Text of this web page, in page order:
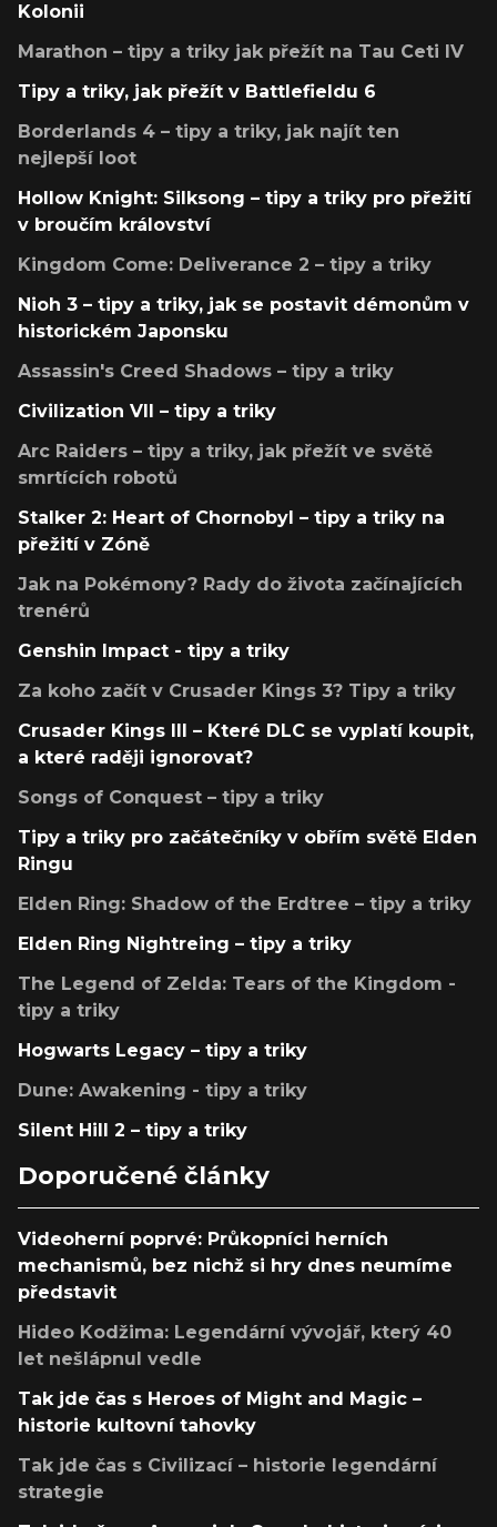
Kolonii
Marathon – tipy a triky jak přežít na Tau Ceti IV
Tipy a triky, jak přežít v Battlefieldu 6
Borderlands 4 – tipy a triky, jak najít ten
nejlepší loot
Hollow Knight: Silksong – tipy a triky pro přežití
v broučím království
Kingdom Come: Deliverance 2 – tipy a triky
Nioh 3 – tipy a triky, jak se postavit démonům v
historickém Japonsku
Assassin's Creed Shadows – tipy a triky
Civilization VII – tipy a triky
Arc Raiders – tipy a triky, jak přežít ve světě
smrtících robotů
Stalker 2: Heart of Chornobyl – tipy a triky na
přežití v Zóně
Jak na Pokémony? Rady do života začínajících
trenérů
Genshin Impact - tipy a triky
Za koho začít v Crusader Kings 3? Tipy a triky
Crusader Kings III – Které DLC se vyplatí koupit,
a které raději ignorovat?
Songs of Conquest – tipy a triky
Tipy a triky pro začátečníky v obřím světě Elden
Ringu
Elden Ring: Shadow of the Erdtree – tipy a triky
Elden Ring Nightreing – tipy a triky
The Legend of Zelda: Tears of the Kingdom -
tipy a triky
Hogwarts Legacy – tipy a triky
Dune: Awakening - tipy a triky
Silent Hill 2 – tipy a triky
Doporučené články
Videoherní poprvé: Průkopníci herních
mechanismů, bez nichž si hry dnes neumíme
představit
Hideo Kodžima: Legendární vývojář, který 40
let nešlápnul vedle
Tak jde čas s Heroes of Might and Magic –
historie kultovní tahovky
Tak jde čas s Civilizací – historie legendární
strategie